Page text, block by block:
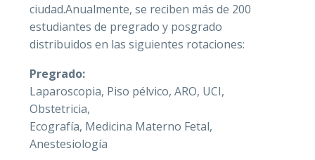
ciudad.Anualmente, se reciben más de 200
estudiantes de pregrado y posgrado
distribuidos en las siguientes rotaciones:
Pregrado:
Laparoscopia, Piso pélvico, ARO, UCI,
Obstetricia,
Ecografía, Medicina Materno Fetal,
Anestesiología